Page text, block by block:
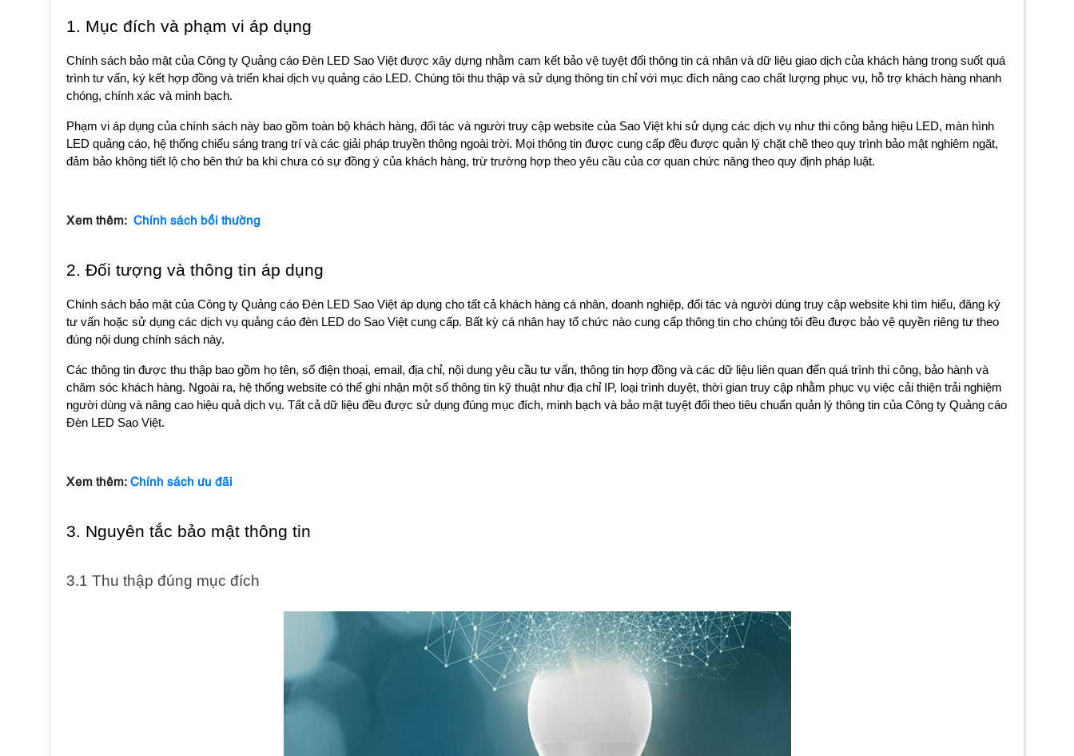
1. Mục đích và phạm vi áp dụng
Chính sách bảo mật của Công ty Quảng cáo Đèn LED Sao Việt được xây dựng nhằm cam kết bảo vệ tuyệt đối thông tin cá nhân và dữ liệu giao dịch của khách hàng trong suốt quá
trình tư vấn, ký kết hợp đồng và triển khai dịch vụ quảng cáo LED. Chúng tôi thu thập và sử dụng thông tin chỉ với mục đích nâng cao chất lượng phục vụ, hỗ trợ khách hàng nhanh
chóng, chính xác và minh bạch.
Phạm vi áp dụng của chính sách này bao gồm toàn bộ khách hàng, đối tác và người truy cập website của Sao Việt khi sử dụng các dịch vụ như thi công bảng hiệu LED, màn hình
LED quảng cáo, hệ thống chiếu sáng trang trí và các giải pháp truyền thông ngoài trời. Mọi thông tin được cung cấp đều được quản lý chặt chẽ theo quy trình bảo mật nghiêm ngặt,
đảm bảo không tiết lộ cho bên thứ ba khi chưa có sự đồng ý của khách hàng, trừ trường hợp theo yêu cầu của cơ quan chức năng theo quy định pháp luật.
Xem thêm: Chính sách bồi thường
2. Đối tượng và thông tin áp dụng
Chính sách bảo mật của Công ty Quảng cáo Đèn LED Sao Việt áp dụng cho tất cả khách hàng cá nhân, doanh nghiệp, đối tác và người dùng truy cập website khi tìm hiểu, đăng ký
tư vấn hoặc sử dụng các dịch vụ quảng cáo đèn LED do Sao Việt cung cấp. Bất kỳ cá nhân hay tổ chức nào cung cấp thông tin cho chúng tôi đều được bảo vệ quyền riêng tư theo
đúng nội dung chính sách này.
Các thông tin được thu thập bao gồm họ tên, số điện thoại, email, địa chỉ, nội dung yêu cầu tư vấn, thông tin hợp đồng và các dữ liệu liên quan đến quá trình thi công, bảo hành và
chăm sóc khách hàng. Ngoài ra, hệ thống website có thể ghi nhận một số thông tin kỹ thuật như địa chỉ IP, loại trình duyệt, thời gian truy cập nhằm phục vụ việc cải thiện trải nghiệm
người dùng và nâng cao hiệu quả dịch vụ. Tất cả dữ liệu đều được sử dụng đúng mục đích, minh bạch và bảo mật tuyệt đối theo tiêu chuẩn quản lý thông tin của Công ty Quảng cáo
Đèn LED Sao Việt.
Xem thêm: Chính sách ưu đãi
3. Nguyên tắc bảo mật thông tin
3.1 Thu thập đúng mục đích